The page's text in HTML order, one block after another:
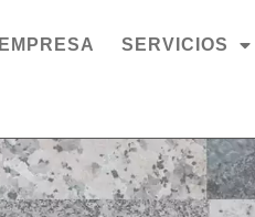
EMPRESA SERVICIOS